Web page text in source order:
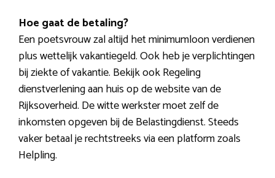
Hoe gaat de betaling?
Een poetsvrouw zal altijd het minimumloon verdienen
plus wettelijk vakantiegeld. Ook heb je verplichtingen
bij ziekte of vakantie. Bekijk ook Regeling
dienstverlening aan huis op de website van de
Rijksoverheid. De witte werkster moet zelf de
inkomsten opgeven bij de Belastingdienst. Steeds
vaker betaal je rechtstreeks via een platform zoals
Helpling.